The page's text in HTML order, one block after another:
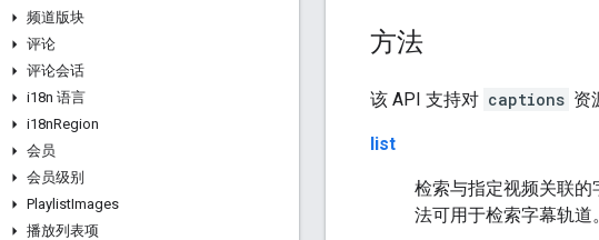
频道版块
评论
评论会话
i18n 语言
i18nRegion
会员
会员级别
PlaylistImages
播放列表项
方法
该 API 支持对 captions 资
list
检索与指定视频关联的
法可用于检索字幕轨道